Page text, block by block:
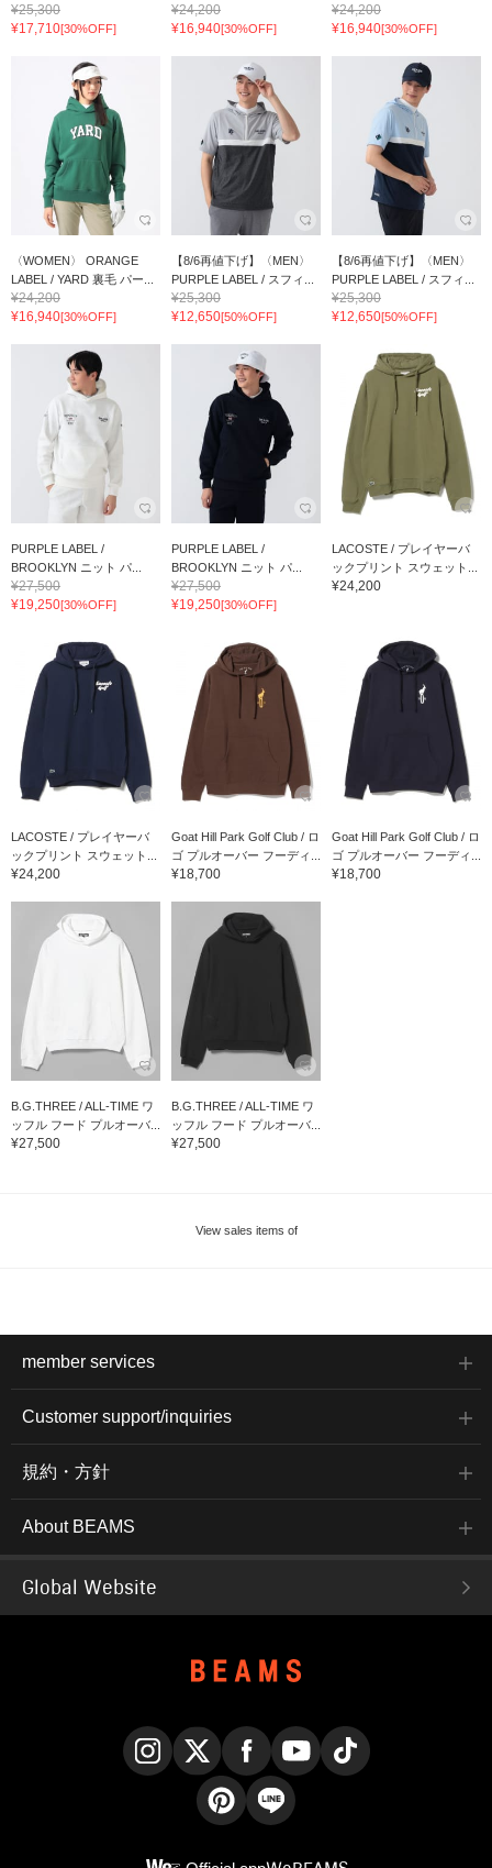
¥25,300
¥17,710[30%OFF]
¥24,200
¥16,940[30%OFF]
¥24,200
¥16,940[30%OFF]
〈WOMEN〉 ORANGE
LABEL / YARD 裏毛 パー...
¥24,200
¥16,940[30%OFF]
【8/6再値下げ】〈MEN〉
PURPLE LABEL / スフィ...
¥25,300
¥12,650[50%OFF]
【8/6再値下げ】〈MEN〉
PURPLE LABEL / スフィ...
¥25,300
¥12,650[50%OFF]
PURPLE LABEL /
BROOKLYN ニット パ...
¥27,500
¥19,250[30%OFF]
PURPLE LABEL /
BROOKLYN ニット パ...
¥27,500
¥19,250[30%OFF]
LACOSTE / プレイヤーバ
ックプリント スウェット...
¥24,200
LACOSTE / プレイヤーバ
ックプリント スウェット...
¥24,200
Goat Hill Park Golf Club / ロ
ゴ プルオーバー フーディ...
¥18,700
Goat Hill Park Golf Club / ロ
ゴ プルオーバー フーディ...
¥18,700
B.G.THREE / ALL-TIME ワ
ッフル フード プルオーバ...
¥27,500
B.G.THREE / ALL-TIME ワ
ッフル フード プルオーバ...
¥27,500
View sales items of
member services
Customer support/inquiries
規約・方針
About BEAMS
Global Website